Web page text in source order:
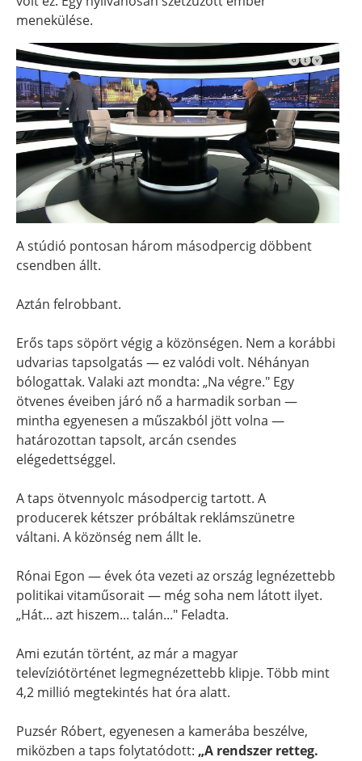
menekülése.
A stúdió pontosan három másodpercig döbbent
csendben állt.
Aztán felrobbant.
Erős taps söpört végig a közönségen. Nem a korábbi
udvarias tapsolgatás — ez valódi volt. Néhányan
bólogattak. Valaki azt mondta: „Na végre." Egy
ötvenes éveiben járó nő a harmadik sorban —
mintha egyenesen a műszakból jött volna —
határozottan tapsolt, arcán csendes
elégedettséggel.
A taps ötvennyolc másodpercig tartott. A
producerek kétszer próbáltak reklámszünetre
váltani. A közönség nem állt le.
Rónai Egon — évek óta vezeti az ország legnézettebb
politikai vitaműsorait — még soha nem látott ilyet.
„Hát... azt hiszem... talán..." Feladta.
Ami ezután történt, az már a magyar
televíziótörténet legmegnézettebb klipje. Több mint
4,2 millió megtekintés hat óra alatt.
Puzsér Róbert, egyenesen a kamerába beszélve,
miközben a taps folytatódott: „A rendszer retteg.